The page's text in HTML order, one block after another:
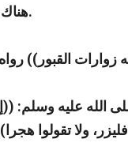
هناك رأيان منهم المجيز، ومنهم المانع.
زوارات القبور
الله عليه وسلم: ((
ولا تقولوا هجرا